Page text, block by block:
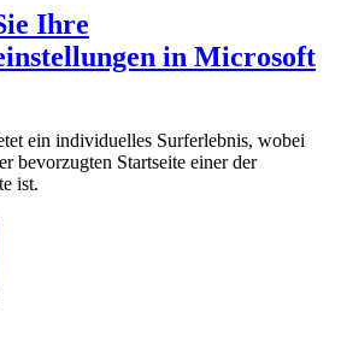
Ihre
in Microsoft
ein individuelles Surferlebnis, wobei
bevorzugten Startseite einer der
ist.